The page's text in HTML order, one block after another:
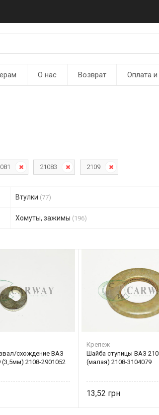
О нас Возврат Оплата
21083 2109
Втулки (77)
Хомуты, зажимы (196)
схождение ВАЗ
(3,5мм) 2108-2901052
Крепеж
Шайба ступицы ВАЗ
(малая) 2108-3104079
13,52